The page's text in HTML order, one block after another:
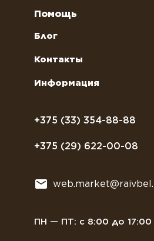
+375 (33) 354-88-88
+375 (29) 622-00-08
ПН — ПТ: с 8:00 до 17:00
Наполнители для
Кофейное оборудование
Ремонт кофемашин и
Обслуживание
Курсы бариста
Помощь
Как оформить заказ
Условия доставки
Блог
Контакты
Информация
Договор оферты